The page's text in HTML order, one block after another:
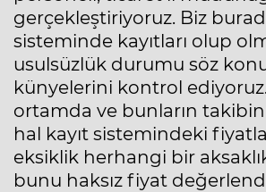
gerçekleştiriyoruz. Biz
sisteminde kayıtları olup
usulsüzlük durumu söz
künyelerini kontrol
ortamda ve bunların
hal kayıt sistemindeki
eksiklik herhangi bir
bunu haksız fiyat